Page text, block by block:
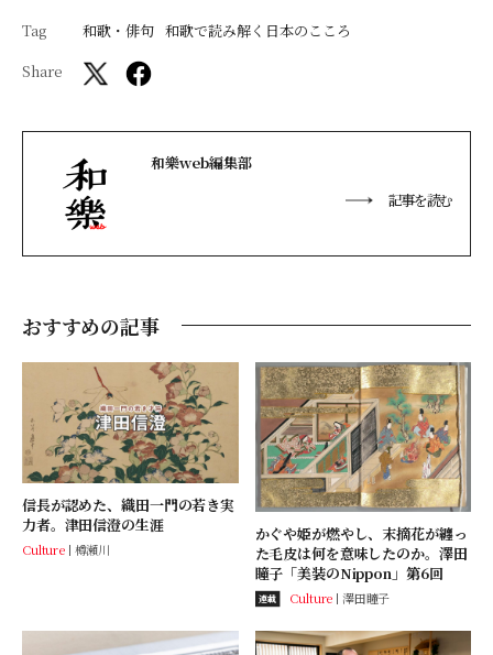
Tag 和歌・俳句 和歌で読み解く日本のこころ
Share
和樂web編集部
記事を読む
おすすめの記事
信長が認めた、織田一門の若き実
力者。津田信澄の生涯
Culture 樽瀬川
かぐや姫が燃やし、末摘花が纏っ
た毛皮は何を意味したのか。澤田
瞳子「美装のNippon」第6回
連載 Culture 澤田瞳子